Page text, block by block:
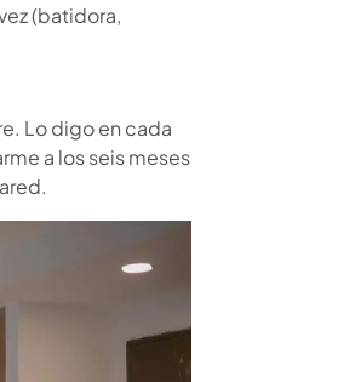
(batidora,
Lo digo en cada
a los seis meses